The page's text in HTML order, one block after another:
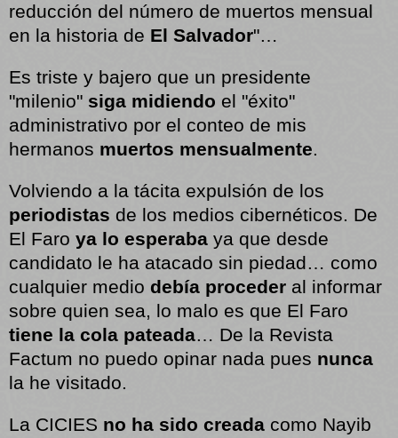
reducción del número de muertos mensual
en la historia de El Salvador"…
Es triste y bajero que un presidente
"milenio" siga midiendo el "éxito"
administrativo por el conteo de mis
hermanos muertos mensualmente.
Volviendo a la tácita expulsión de los
periodistas de los medios cibernéticos. De
El Faro ya lo esperaba ya que desde
candidato le ha atacado sin piedad… como
cualquier medio debía proceder al informar
sobre quien sea, lo malo es que El Faro
tiene la cola pateada… De la Revista
Factum no puedo opinar nada pues nunca
la he visitado.
La CICIES no ha sido creada como Nayib